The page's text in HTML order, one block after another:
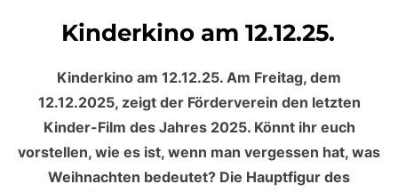
Kinderkino am 12.12.25.
Kinderkino am 12.12.25. Am Freitag, dem
12.12.2025, zeigt der Förderverein den letzten
Kinder-Film des Jahres 2025. Könnt ihr euch
vorstellen, wie es ist, wenn man vergessen hat, was
Weihnachten bedeutet? Die Hauptfigur des